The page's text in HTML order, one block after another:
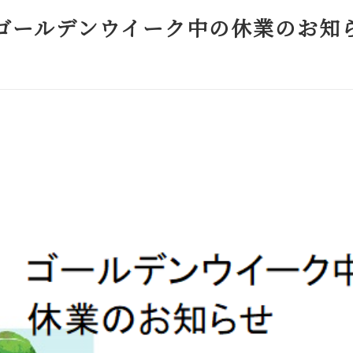
ールデンウイーク中の休業のお知